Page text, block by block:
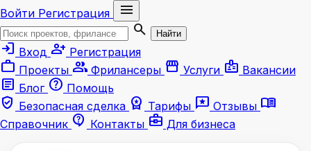
Войти Регистрация
menu
search
Найти
login Вход person_add Регистрация
work Проекты group Фрилансеры storefront Услуги badge Вакансии
article Блог help Помощь
verified_user Безопасная сделка workspace_premium Тарифы reviews Отзывы menu_book
Справочник contact_support Контакты business_center Для бизнеса